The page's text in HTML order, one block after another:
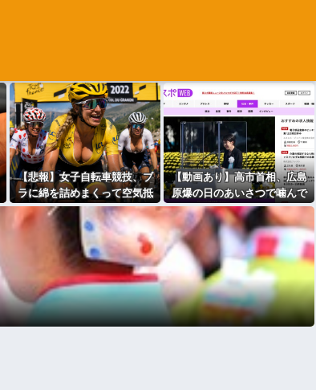
【悲報】女子自転車競技、ブ
ラに綿を詰めまくって空気抵
抗を減らすチート技が発覚ｗ
ｗｗ
【動画あり】高市首相、広島
原爆の日のあいさつで噛んで
しまい全国ニュースになって
しまう